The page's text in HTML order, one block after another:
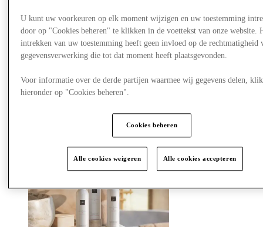
Winkels
Aanbiedingen
Plan je bezoek
Wat is er aan
Eet & Drink
Cadeaubonnen
Centrale kaart
U kunt uw voorkeuren op elk moment wijzigen en uw toestemming
door op "Cookies beheren" te klikken in de voettekst van onze website.
intrekken van uw toestemming heeft geen invloed op de rechtmatigheid
gegevensverwerking die tot dat moment heeft plaatsgevonden.
Voor informatie over de derde partijen waarmee wij gegevens delen,
hieronder op "Cookies beheren".
Cookies beheren
Alle cookies weigeren Alle cookies accepteren